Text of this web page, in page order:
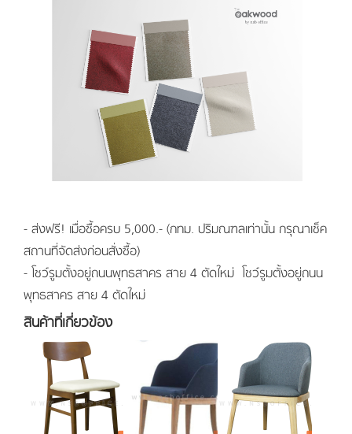
- ส่งฟรี! เมื่อซื้อครบ 5,000.- (กทม. ปริมณฑลเท่านั้น กรุณาเช็ค
สถานที่จัดส่งก่อนสั่งซื้อ)
- โชว์รูมตั้งอยู่ถนนพุทธสาคร สาย 4 ตัดใหม่ โชว์รูมตั้งอยู่ถนน
พุทธสาคร สาย 4 ตัดใหม่
สินค้าที่เกี่ยวข้อง